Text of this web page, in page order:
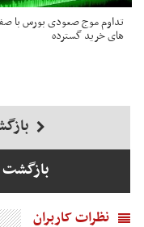
تداوم موج صعودی بورس با
های خرید گسترده
نظرات کاربران